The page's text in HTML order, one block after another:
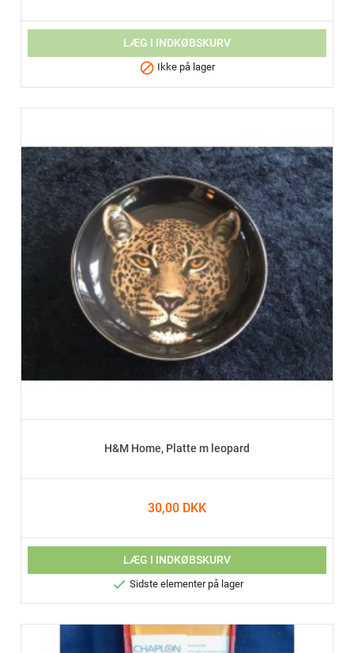
LÆG I INDKØBSKURV
 Ikke på lager
H&M Home, Platte m leopard
30,00 DKK
LÆG I INDKØBSKURV
 Sidste elementer på lager